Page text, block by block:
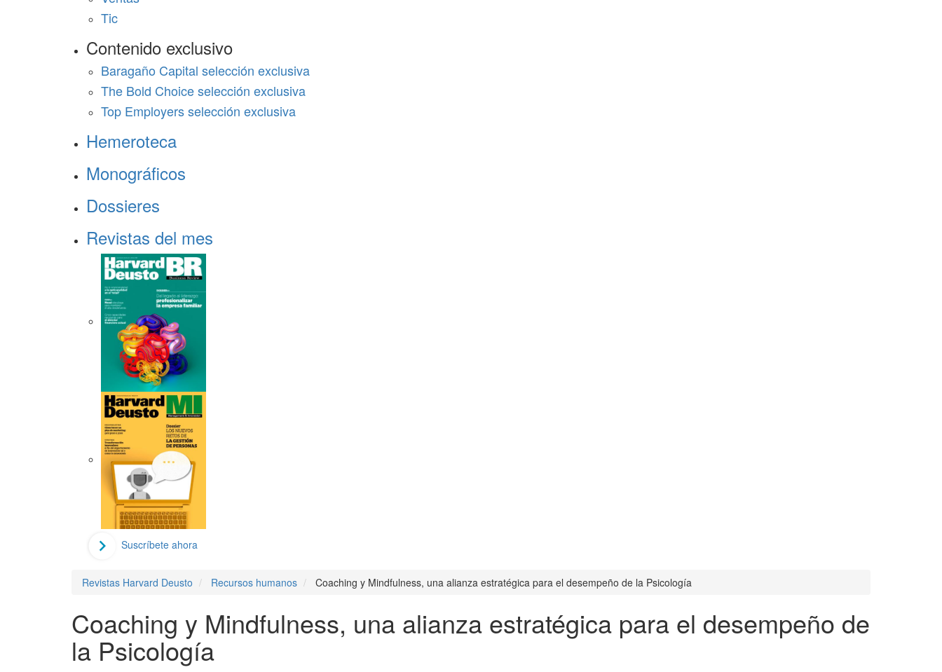
Tic
Contenido exclusivo
Baragaño Capital selección exclusiva
The Bold Choice selección exclusiva
Top Employers selección exclusiva
Hemeroteca
Monográficos
Dossieres
Revistas del mes
Suscríbete ahora
Revistas Harvard Deusto Recursos humanos Coaching y Mindfulness, una alianza estratégica para el desempeño de la Psicología
Coaching y Mindfulness, una alianza estratégica para el desempeño de
la Psicología